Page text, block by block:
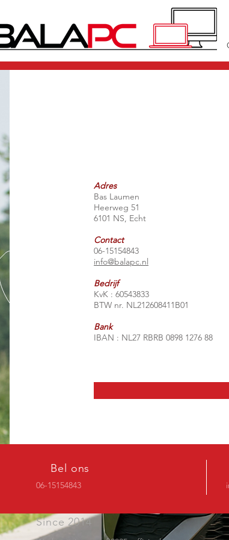
Adres
Bas Laumen
Heerweg 51
6101 NS, Echt
Contact
06-15154843
info@balapc.nl
Bedrijf
KvK : 60543833
BTW nr. NL212608411B01
Bank
IBAN : NL27 RBRB 0898 1276 88
Bel ons
06-15154843
Since 2014